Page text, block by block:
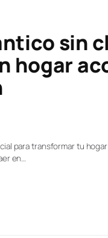
sin
hogar
para transformar tu
en…